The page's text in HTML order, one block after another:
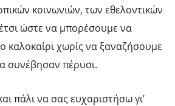
κοινωνιών, των εθελοντικών
ώστε να μπορέσουμε να
καλοκαίρι χωρίς να ξαναζήσουμε
συνέβησαν πέρυσι.
πάλι να σας ευχαριστήσω γι’